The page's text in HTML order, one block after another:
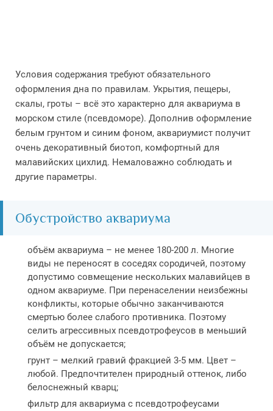
Условия содержания требуют обязательного
оформления дна по правилам. Укрытия, пещеры,
скалы, гроты – всё это характерно для аквариума в
морском стиле (псевдоморе). Дополнив оформление
белым грунтом и синим фоном, аквариумист получит
очень декоративный биотоп, комфортный для
малавийских цихлид. Немаловажно соблюдать и
другие параметры.
Обустройство аквариума
объём аквариума – не менее 180-200 л. Многие
виды не переносят в соседях сородичей, поэтому
допустимо совмещение нескольких малавийцев в
одном аквариуме. При перенаселении неизбежны
конфликты, которые обычно заканчиваются
смертью более слабого противника. Поэтому
селить агрессивных псевдотрофеусов в меньший
объём не допускается;
грунт – мелкий гравий фракцией 3-5 мм. Цвет –
любой. Предпочтителен природный оттенок, либо
белоснежный кварц;
фильтр для аквариума с псевдотрофеусами